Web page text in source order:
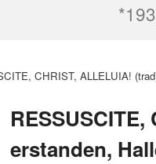
erstanden,
CHRIST, ALLELUIA!